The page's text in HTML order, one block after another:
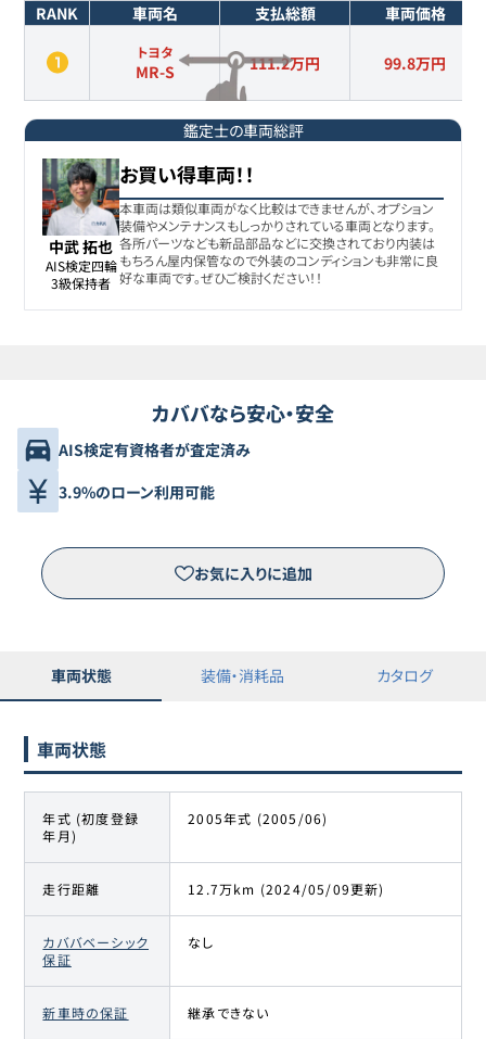
RANK 車両名 支払総額 車両価格
トヨタ
MR-S 111.2万円 99.8万円
鑑定士の車両総評
中武 拓也
AIS検定四輪
3級保持者
お買い得車両！！
本車両は類似車両がなく比較はできませんが、オプション
装備やメンテナンスもしっかりされている車両となります。
各所パーツなども新品部品などに交換されており内装は
もちろん屋内保管なので外装のコンディションも非常に良
好な車両です。ぜひご検討ください！！
カババなら安心・安全
AIS検定有資格者が査定済み
3.9%のローン利用可能
お気に入りに追加
車両状態 装備・消耗品 カタログ
車両状態
年式 (初度登録
年月)
2005年式 (2005/06)
走行距離 12.7万km (2024/05/09更新)
カババベーシック
保証
なし
新車時の保証 継承できない